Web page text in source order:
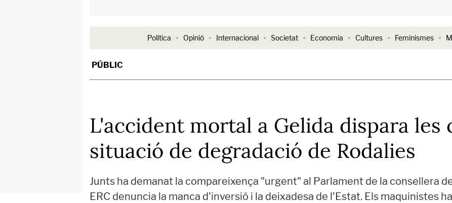
Política Opinió Internacional Societat Economia Cultures Feminismes
PÚBLIC
L'accident mortal a Gelida dispara
situació de degradació de Rodalies
Junts ha demanat la compareixença "urgent" al Parlament de la consellera
ERC denuncia la manca d'inversió i la deixadesa de l'Estat. Els maquinistes